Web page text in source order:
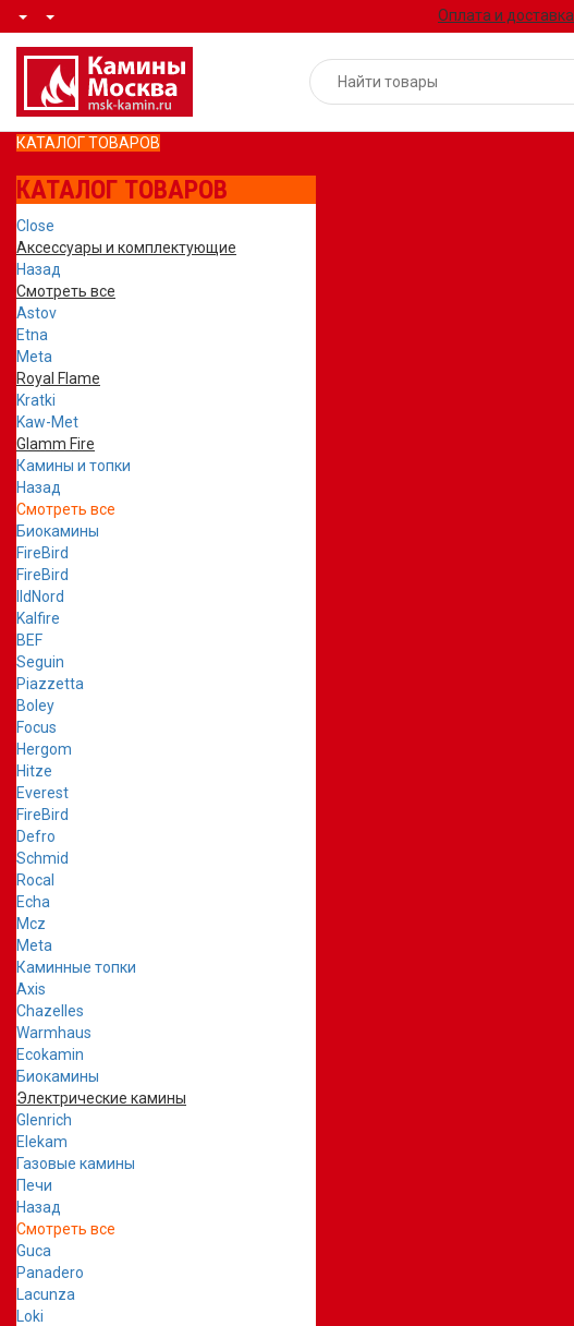
Оплата и доставка
КАТАЛОГ ТОВАРОВ
КАТАЛОГ ТОВАРОВ
Close
Аксессуары и комплектующие
Назад
Смотреть все
Astov
Etna
Meta
Royal Flame
Kratki
Kaw-Met
Glamm Fire
Камины и топки
Назад
Смотреть все
Биокамины
FireBird
FireBird
IldNord
Kalfire
BEF
Seguin
Piazzetta
Boley
Focus
Hergom
Hitze
Everest
FireBird
Defro
Schmid
Rocal
Echa
Mcz
Meta
Каминные топки
Axis
Chazelles
Warmhaus
Ecokamin
Биокамины
Электрические камины
Glenrich
Elekam
Газовые камины
Печи
Назад
Смотреть все
Guca
Panadero
Lacunza
Loki